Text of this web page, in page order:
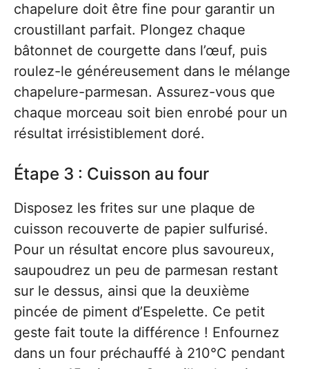
chapelure doit être fine pour garantir un
croustillant parfait. Plongez chaque
bâtonnet de courgette dans l’œuf, puis
roulez-le généreusement dans le mélange
chapelure-parmesan. Assurez-vous que
chaque morceau soit bien enrobé pour un
résultat irrésistiblement doré.
Étape 3 : Cuisson au four
Disposez les frites sur une plaque de
cuisson recouverte de papier sulfurisé.
Pour un résultat encore plus savoureux,
saupoudrez un peu de parmesan restant
sur le dessus, ainsi que la deuxième
pincée de piment d’Espelette. Ce petit
geste fait toute la différence ! Enfournez
dans un four préchauffé à 210°C pendant